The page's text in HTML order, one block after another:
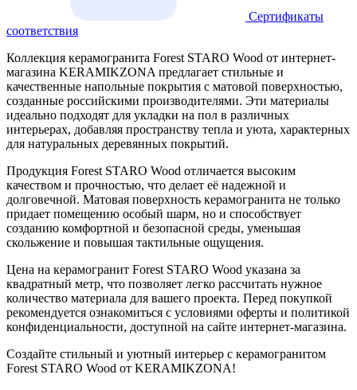
Сертификаты
соответствия
Коллекция керамогранита Forest STARO Wood от интернет-
магазина KERAMIKZONA предлагает стильные и
качественные напольные покрытия с матовой поверхностью,
созданные российскими производителями. Эти материалы
идеально подходят для укладки на пол в различных
интерьерах, добавляя пространству тепла и уюта, характерных
для натуральных деревянных покрытий.
Продукция Forest STARO Wood отличается высоким
качеством и прочностью, что делает её надежной и
долговечной. Матовая поверхность керамогранита не только
придает помещению особый шарм, но и способствует
созданию комфортной и безопасной среды, уменьшая
скольжение и повышая тактильные ощущения.
Цена на керамогранит Forest STARO Wood указана за
квадратный метр, что позволяет легко рассчитать нужное
количество материала для вашего проекта. Перед покупкой
рекомендуется ознакомиться с условиями оферты и политикой
конфиденциальности, доступной на сайте интернет-магазина.
Создайте стильный и уютный интерьер с керамогранитом
Forest STARO Wood от KERAMIKZONA!